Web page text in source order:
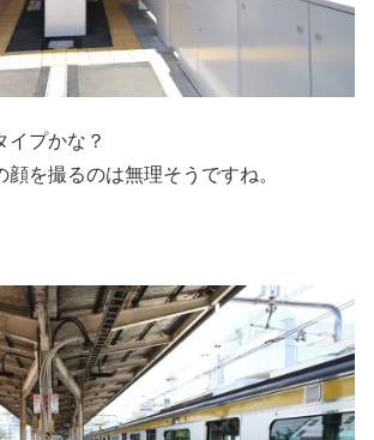
イプかな？
顔を撮るのは無理そうですね。